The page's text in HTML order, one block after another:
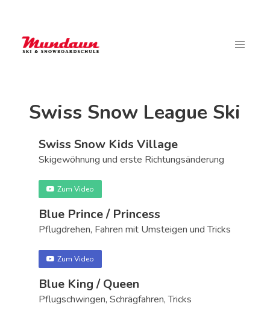
Swiss Snow League Ski
Swiss Snow Kids Village
Skigewöhnung und erste Richtungsänderung
Zum Video
Blue Prince / Princess
Pflugdrehen, Fahren mit Umsteigen und Tricks
Zum Video
Blue King / Queen
Pflugschwingen, Schrägfahren, Tricks